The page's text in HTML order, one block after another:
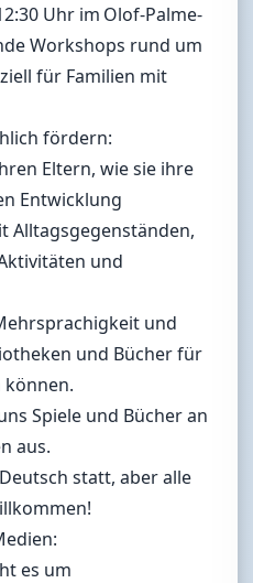
Uhr im Olof-Palme-
Workshops rund um
für Familien mit
fördern:
Eltern, wie sie ihre
Entwicklung
Alltagsgegenständen,
und
und
und Bücher für
Spiele und Bücher an
aus.
statt, aber alle
es um